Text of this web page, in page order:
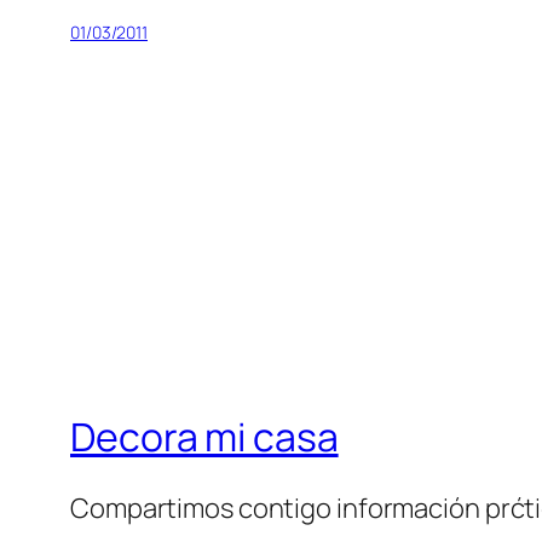
01/03/2011
Decora mi casa
Compartimos contigo información